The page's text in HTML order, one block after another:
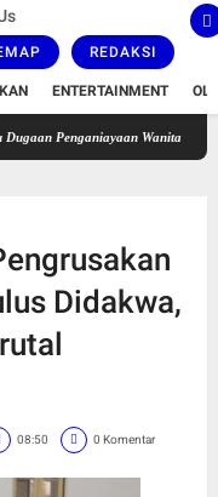
REDAKSI
ENTERTAINMENT
Wanita di Depan SPBU
Didakwa,
08:50 0 Komentar